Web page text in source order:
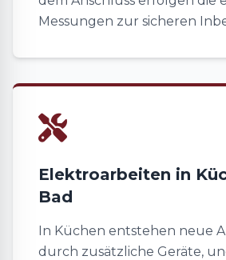
Messungen zur sicheren
Elektroarbeiten in
Bad
In Küchen entstehen neue
durch zusätzliche Geräte,